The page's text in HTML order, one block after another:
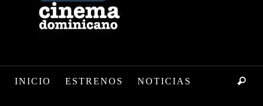
INICIO ESTRENOS NOTICIAS